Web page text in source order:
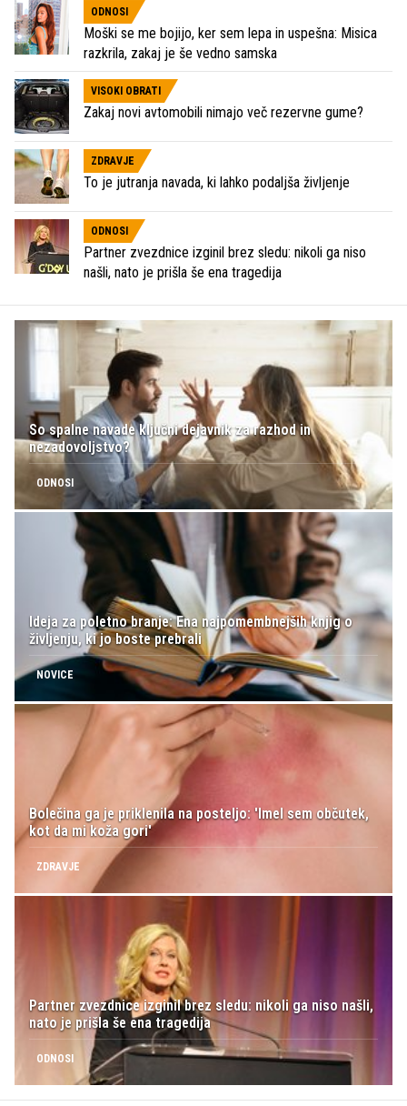
ODNOSI
Moški se me bojijo, ker sem lepa in uspešna: Misica
razkrila, zakaj je še vedno samska
VISOKI OBRATI
Zakaj novi avtomobili nimajo več rezervne gume?
ZDRAVJE
To je jutranja navada, ki lahko podaljša življenje
ODNOSI
Partner zvezdnice izginil brez sledu: nikoli ga niso
našli, nato je prišla še ena tragedija
So spalne navade ključni dejavnik za razhod in
nezadovoljstvo?
ODNOSI
Ideja za poletno branje: Ena najpomembnejših knjig o
življenju, ki jo boste prebrali
NOVICE
Bolečina ga je priklenila na posteljo: 'Imel sem občutek,
kot da mi koža gori'
ZDRAVJE
Partner zvezdnice izginil brez sledu: nikoli ga niso našli,
nato je prišla še ena tragedija
ODNOSI